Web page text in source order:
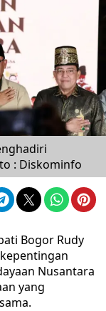
: Diskominfo
Bogor Rudy
Nusantara
yang